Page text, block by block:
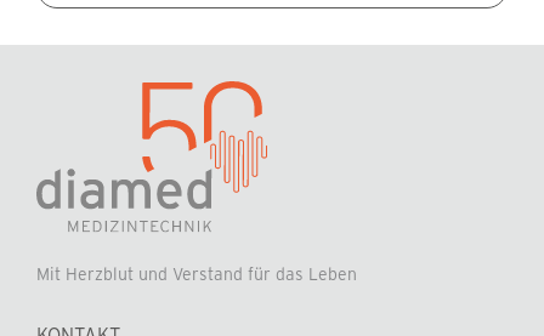
Mit Herzblut und Verstand für das Leben